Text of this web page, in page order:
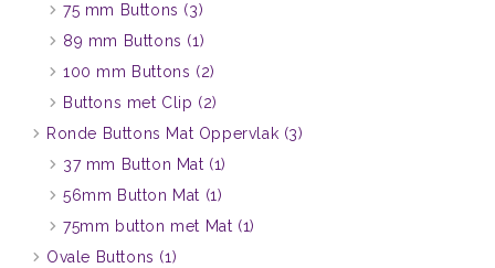
75 mm Buttons (3)
89 mm Buttons (1)
100 mm Buttons (2)
Buttons met Clip (2)
Ronde Buttons Mat Oppervlak (3)
37 mm Button Mat (1)
56mm Button Mat (1)
75mm button met Mat (1)
Ovale Buttons (1)